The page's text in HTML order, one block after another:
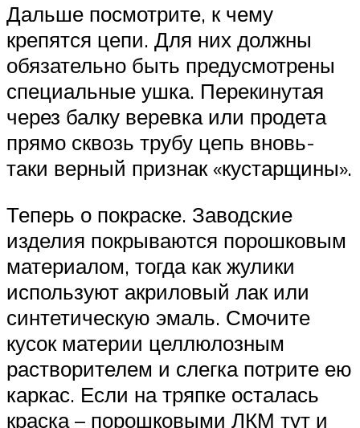
Дальше посмотрите, к чему
крепятся цепи. Для них должны
обязательно быть предусмотрены
специальные ушка. Перекинутая
через балку веревка или продета
прямо сквозь трубу цепь вновь-
таки верный признак «кустарщины».
Теперь о покраске. Заводские
изделия покрываются порошковым
материалом, тогда как жулики
используют акриловый лак или
синтетическую эмаль. Смочите
кусок материи целлюлозным
растворителем и слегка потрите ею
каркас. Если на тряпке осталась
краска – порошковыми ЛКМ тут и